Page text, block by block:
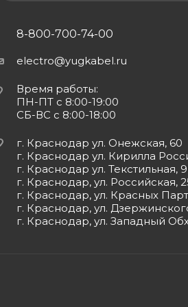
8-800-700-74-00
electro@yugkabel.ru
Время работы:
ПН-ПТ с 8:00-19:00
СБ-ВС с 8:00-18:00
г. Краснодар ул. Онежская, 60
г. Краснодар ул. Кирилла
г. Краснодар ул. Текстильная,
г. Краснодар, ул. Российская,
г. Краснодар, ул. Красных
г. Краснодар, ул.
г. Краснодар, ул. Западный